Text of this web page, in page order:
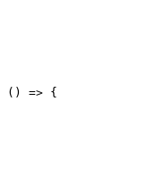
() => {